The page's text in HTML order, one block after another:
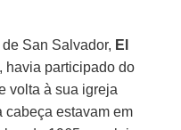
San Salvador, El
havia participado do
volta à sua igreja
cabeça estavam em